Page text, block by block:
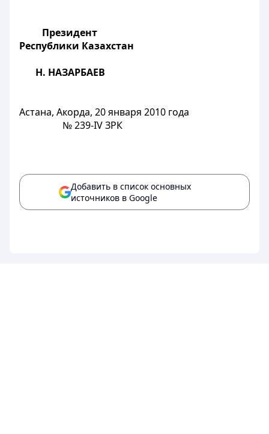
Президент
Республики Казахстан
Н. НАЗАРБАЕВ
Астана, Акорда, 20 января 2010 года
№239-IVЗРК
Добавить в список основных
источников в Google